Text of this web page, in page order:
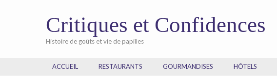
Critiques et Confidences
Histoire de goûts et vie de papilles
ACCUEIL RESTAURANTS GOURMANDISES HÔTELS